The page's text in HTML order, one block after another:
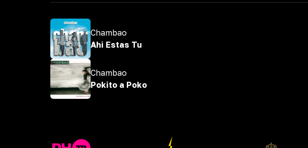
Chambao
Ahi Estas Tu
Chambao
Pokito a Poko